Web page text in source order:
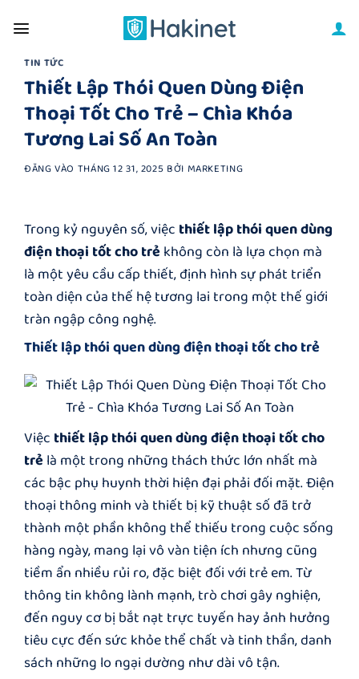
qua
dung
TIN TỨC
Thiết Lập Thói Quen Dùng Điện
Thoại Tốt Cho Trẻ – Chìa Khóa
Tương Lai Số An Toàn
ĐĂNG VÀO THÁNG 12 31, 2025 BỞI MARKETING
Trong kỷ nguyên số, việc thiết lập thói quen dùng
điện thoại tốt cho trẻkhông còn là lựa chọn mà
là một yêu cầu cấp thiết, định hình sự phát triển
toàn diện của thế hệ tương lai trong một thế giới
tràn ngập công nghệ.
Thiết lập thói quen dùng điện thoại tốt cho trẻ
Việc thiết lập thói quen dùng điện thoại tốt cho
trẻlà một trong những thách thức lớn nhất mà
các bậc phụ huynh thời hiện đại phải đối mặt. Điện
thoại thông minh và thiết bị kỹ thuật số đã trở
thành một phần không thể thiếu trong cuộc sống
hàng ngày, mang lại vô vàn tiện ích nhưng cũng
tiềm ẩn nhiều rủi ro, đặc biệt đối với trẻ em. Từ
thông tin không lành mạnh, trò chơi gây nghiện,
đến nguy cơ bị bắt nạt trực tuyến hay ảnh hưởng
tiêu cực đến sức khỏe thể chất và tinh thần, danh
sách những lo ngại dường như dài vô tận.